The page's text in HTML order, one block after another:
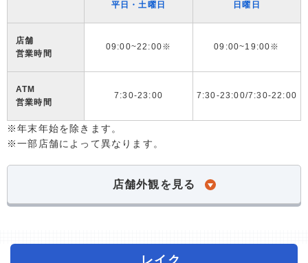
平日・土曜日 日曜日
店舗
営業時間
09:00~22:00※ 09:00~19:00※
ATM
営業時間
7:30-23:00 7:30-23:00/7:30-22:00
※年末年始を除きます。
※一部店舗によって異なります。
店舗外観を見る
レイク